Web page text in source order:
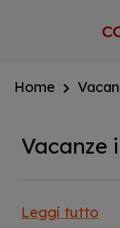
Home
Vacanze
Leggi tutto